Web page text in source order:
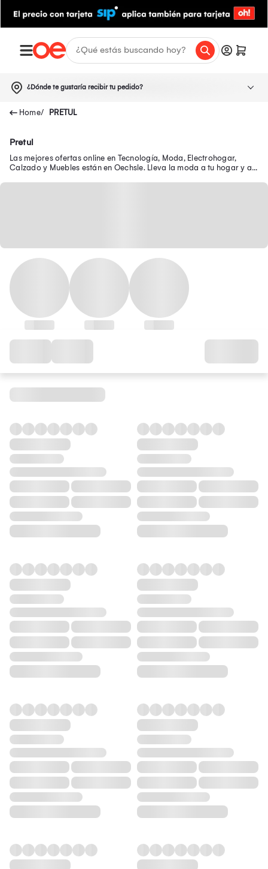
¿Dónde te gustaría recibir tu pedido?
PRETUL
Pretul
Las mejores ofertas online en Tecnología, Moda, Electrohogar,
Calzado y Muebles están en Oechsle. Lleva la moda a tu hogar y a